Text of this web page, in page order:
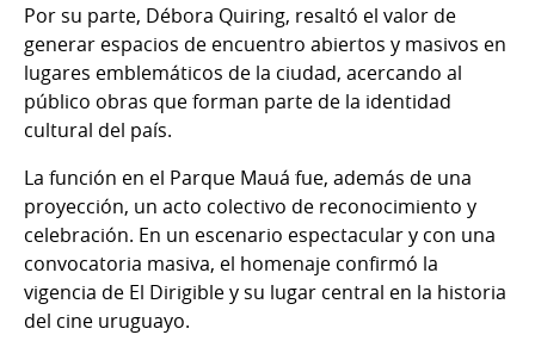
Por su parte, Débora Quiring, resaltó el valor de
generar espacios de encuentro abiertos y masivos en
lugares emblemáticos de la ciudad, acercando al
público obras que forman parte de la identidad
cultural del país.
La función en el Parque Mauá fue, además de una
proyección, un acto colectivo de reconocimiento y
celebración. En un escenario espectacular y con una
convocatoria masiva, el homenaje confirmó la
vigencia de El Dirigible y su lugar central en la historia
del cine uruguayo.